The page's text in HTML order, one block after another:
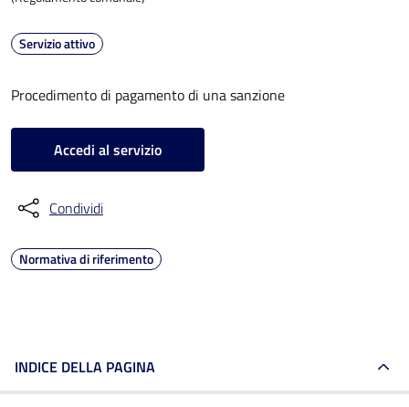
Servizio attivo
Procedimento di pagamento di una sanzione
Accedi al servizio
Condividi
Normativa di riferimento
INDICE DELLA PAGINA